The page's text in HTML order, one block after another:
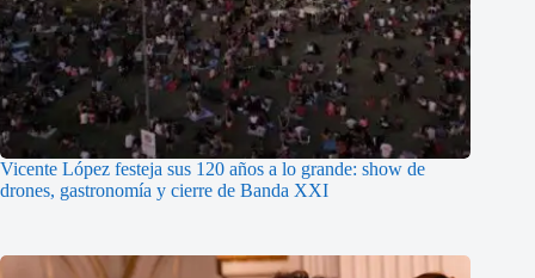
Vicente López festeja sus 120 años a lo grande: show de
drones, gastronomía y cierre de Banda XXI